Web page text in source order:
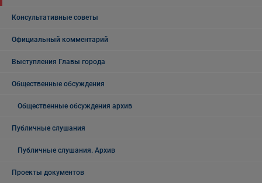
Консультативные советы
Официальный комментарий
Выступления Главы города
Общественные обсуждения
Общественные обсуждения архив
Публичные слушания
Публичные слушания. Архив
Проекты документов